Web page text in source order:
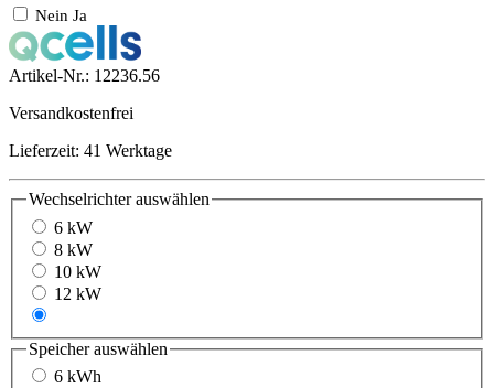
Nein Ja
Artikel-Nr.: 12236.56
Versandkostenfrei
Lieferzeit: 41 Werktage
Wechselrichterauswählen
6 kW
8 kW
10 kW
12 kW
Speicherauswählen
6 kWh